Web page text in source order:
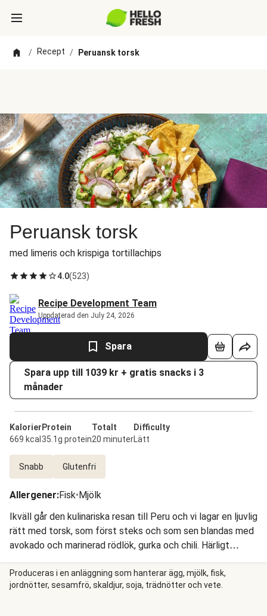
/ Recept / Peruansk torsk
Peruansk torsk
med limeris och krispiga tortillachips
4.0(523)
Recipe Development Team
Uppdaterad den July 24, 2026
Spara
Spara upp till 1039 kr + gratis snacks i 3
månader
Kalorier
669 kcal
Protein
35.1g protein
Totalt
20 minuter
Difficulty
Lätt
Snabb Glutenfri
Allergener:Fisk•Mjölk
Ikväll går den kulinariska resan till Peru och vi lagar en ljuvlig
rätt med torsk, som först steks och som sen blandas med
avokado och marinerad rödlök, gurka och chili. Härligt
tillbehör är krämigt limeris, gräddfil och krispiga
tortillachips.
Produceras i en anläggning som hanterar ägg, mjölk, fisk,
jordnötter, sesamfrö, skaldjur, soja, trädnötter och vete.